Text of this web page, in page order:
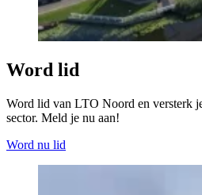
Word lid
Word lid van LTO Noord en versterk
sector. Meld je nu aan!
Word nu lid